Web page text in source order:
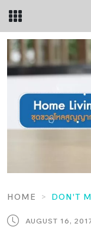
Skip
content
HOME DON'T
AUGUST 16,